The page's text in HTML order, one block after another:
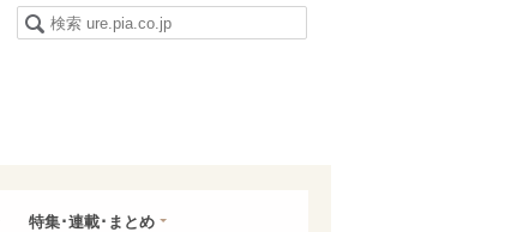
特集･連載･まとめ